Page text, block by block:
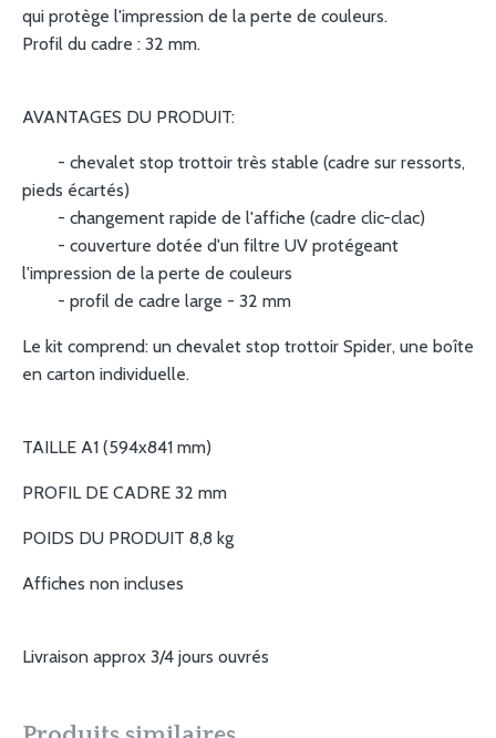
qui protège l'impression de la perte de couleurs.
Profil du cadre : 32 mm.
AVANTAGES DU PRODUIT:
- chevalet stop trottoir très stable (cadre sur ressorts,
pieds écartés)
- changement rapide de l'affiche (cadre clic-clac)
- couverture dotée d'un filtre UV protégeant
l'impression de la perte de couleurs
- profil de cadre large - 32 mm
Le kit comprend: un chevalet stop trottoir Spider, une boîte
en carton individuelle.
TAILLE A1 (594x841 mm)
PROFIL DE CADRE 32 mm
POIDS DU PRODUIT 8,8 kg
Affiches non incluses
Livraison approx 3/4 jours ouvrés